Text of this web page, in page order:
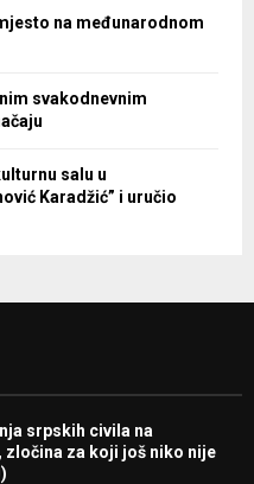
na međunarodnom
svakodnevnim
salu u
Karadžić” i uručio
srpskih civila na
zločina za koji još niko nije